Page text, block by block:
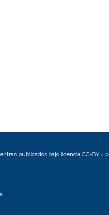
publicados bajo licencia CC-BY 4.0